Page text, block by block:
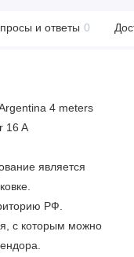
и ответы 0
4 meters
16 A
является
РФ.
с которым можно